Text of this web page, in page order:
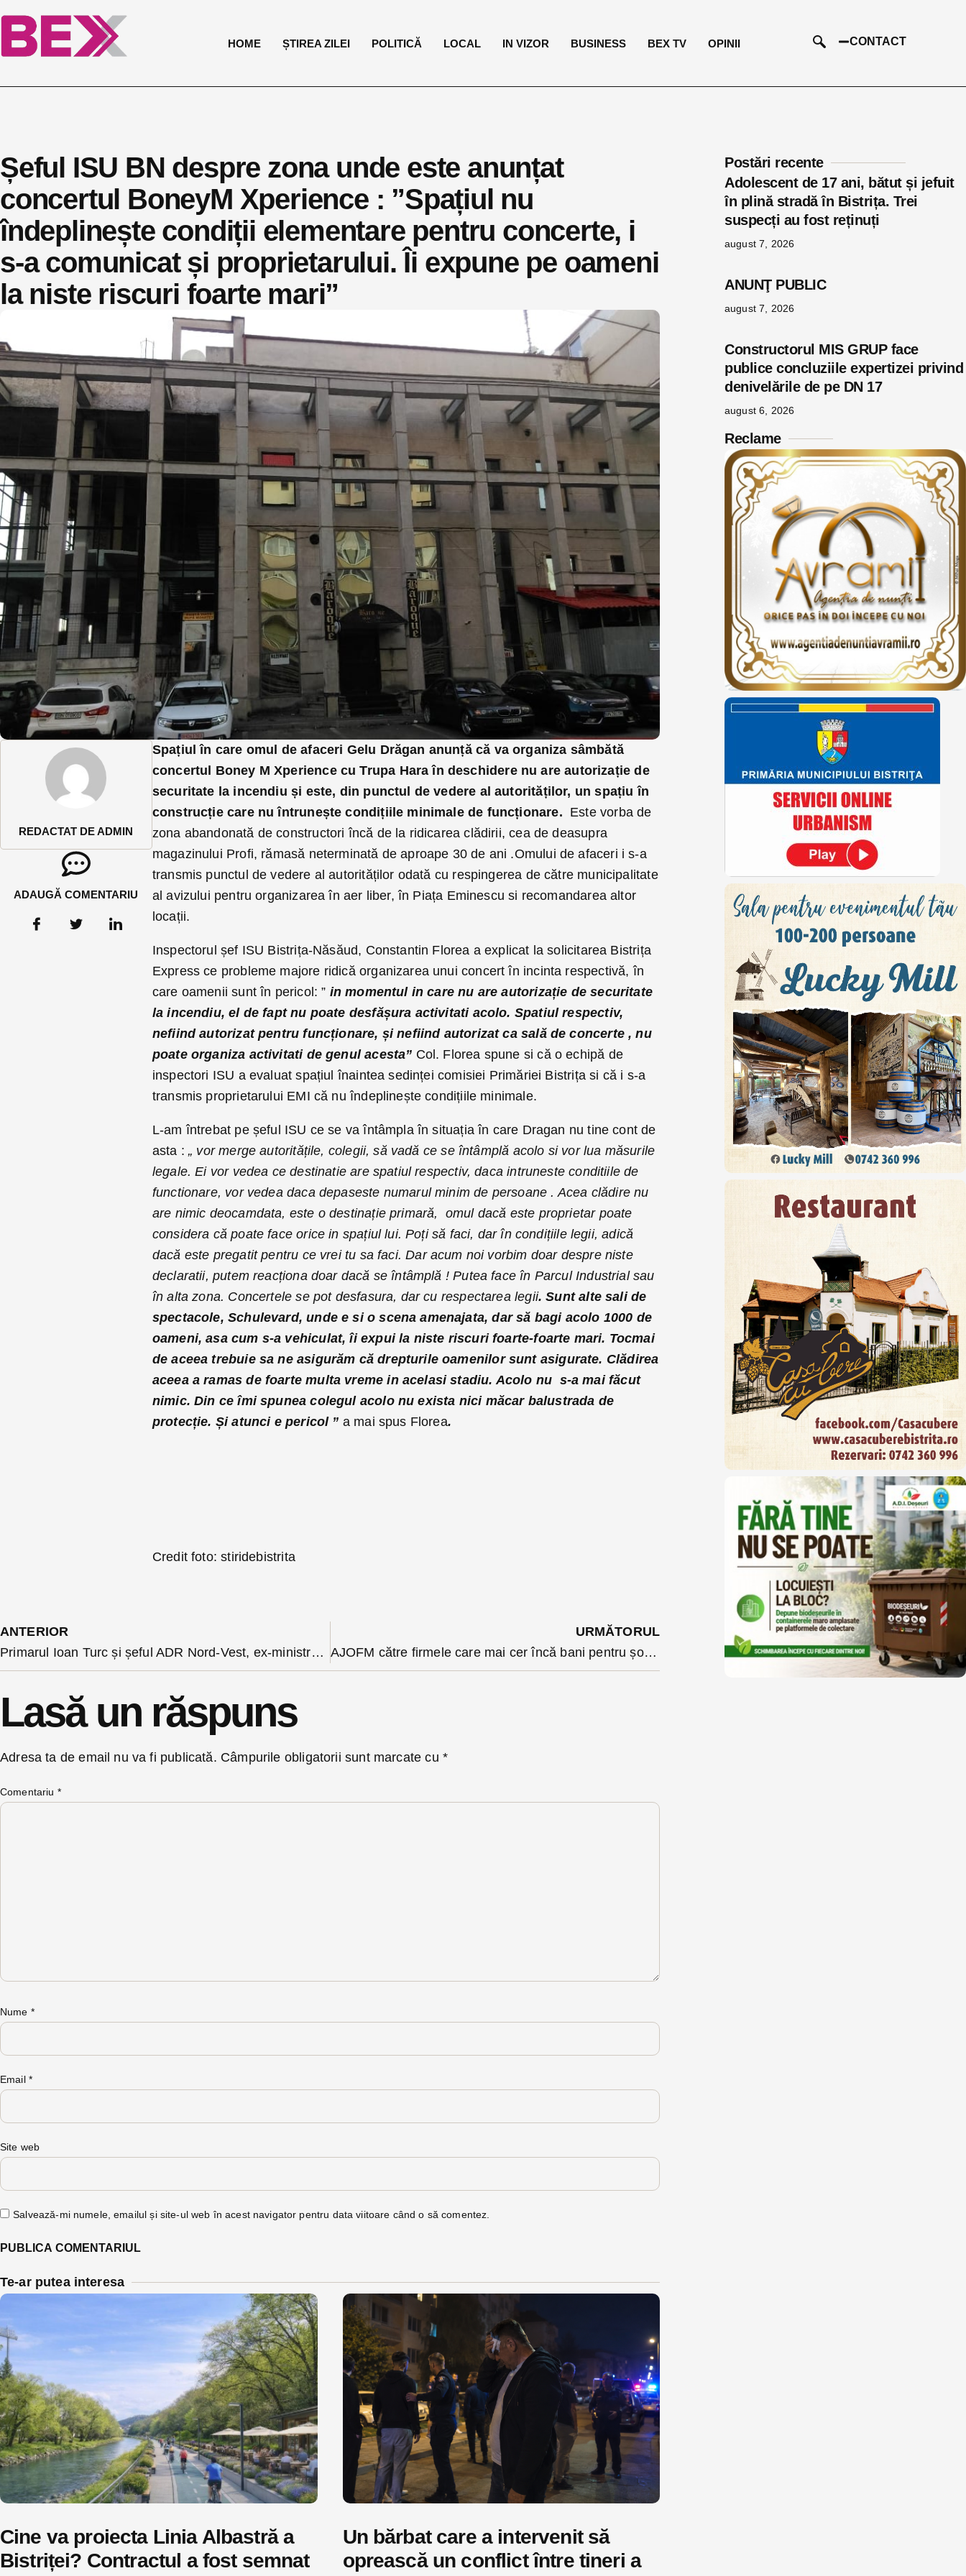
HOME ȘTIREA ZILEI POLITICĂ LOCAL IN VIZOR BUSINESS BEX TV OPINII CONTACT
Șeful ISU BN despre zona unde este anunțat
concertul BoneyM Xperience : ”Spațiul nu
îndeplinește condiții elementare pentru concerte, i
s-a comunicat și proprietarului. Îi expune pe oameni
la niste riscuri foarte mari”
REDACTAT DE ADMIN
ADAUGĂ COMENTARIU
Spațiul în care omul de afaceri Gelu Drăgan anunță că va organiza sâmbătă
concertul Boney M Xperience cu Trupa Hara în deschidere nu are autorizație de
securitate la incendiu și este, din punctul de vedere al autorităților, un spațiu în
construcție care nu întrunește condițiile minimale de funcționare. Este vorba de
zona abandonată de constructori încă de la ridicarea clădirii, cea de deasupra
magazinului Profi, rămasă neterminată de aproape 30 de ani .Omului de afaceri i s-a
transmis punctul de vedere al autorităților odată cu respingerea de către municipalitate
al avizului pentru organizarea în aer liber, în Piața Eminescu si recomandarea altor
locații.
Inspectorul șef ISU Bistrița-Năsăud, Constantin Florea a explicat la solicitarea Bistrița
Express ce probleme majore ridică organizarea unui concert în incinta respectivă, în
care oamenii sunt în pericol: ” in momentul in care nu are autorizație de securitate
la incendiu, el de fapt nu poate desfășura activitati acolo. Spatiul respectiv,
nefiind autorizat pentru funcționare, și nefiind autorizat ca sală de concerte , nu
poate organiza activitati de genul acesta” Col. Florea spune si că o echipă de
inspectori ISU a evaluat spațiul înaintea sedinței comisiei Primăriei Bistrița si că i s-a
transmis proprietarului EMI că nu îndeplinește condițiile minimale.
L-am întrebat pe șeful ISU ce se va întâmpla în situația în care Dragan nu tine cont de
asta : „ vor merge autoritățile, colegii, să vadă ce se întâmplă acolo si vor lua măsurile
legale. Ei vor vedea ce destinatie are spatiul respectiv, daca intruneste conditiile de
functionare, vor vedea daca depaseste numarul minim de persoane . Acea clădire nu
are nimic deocamdata, este o destinație primară, omul dacă este proprietar poate
considera că poate face orice in spațiul lui. Poți să faci, dar în condițiile legii, adică
dacă este pregatit pentru ce vrei tu sa faci. Dar acum noi vorbim doar despre niste
declaratii, putem reacționa doar dacă se întâmplă ! Putea face în Parcul Industrial sau
în alta zona. Concertele se pot desfasura, dar cu respectarea legii. Sunt alte sali de
spectacole, Schulevard, unde e si o scena amenajata, dar să bagi acolo 1000 de
oameni, asa cum s-a vehiculat, îi expui la niste riscuri foarte-foarte mari. Tocmai
de aceea trebuie sa ne asigurăm că drepturile oamenilor sunt asigurate. Clădirea
aceea a ramas de foarte multa vreme in acelasi stadiu. Acolo nu s-a mai făcut
nimic. Din ce îmi spunea colegul acolo nu exista nici măcar balustrada de
protecție. Și atunci e pericol ” a mai spus Florea.
Credit foto: stiridebistrita
ANTERIOR
Primarul Ioan Turc și șeful ADR Nord-Vest, ex-ministrul Boloș – tur de probă cu autobuzul electric aflat în teste
URMĂTORUL
AJOFM către firmele care mai cer încă bani pentru șomaj tehnic: măsura nu mai e în vigoare din 30 iunie 2021. Zeci de firme din județ fac încă solicitari
Lasă un răspuns
Adresa ta de email nu va fi publicată. Câmpurile obligatorii sunt marcate cu *
Comentariu *
Nume *
Email *
Site web
Salvează-mi numele, emailul și site-ul web în acest navigator pentru data viitoare când o să comentez.
Te-ar putea interesa
Cine va proiecta Linia Albastră a
Bistriței? Contractul a fost semnat
Un bărbat care a intervenit să
oprească un conflict între tineri a
Postări recente
Adolescent de 17 ani, bătut și jefuit
în plină stradă în Bistrița. Trei
suspecți au fost reținuți
august 7, 2026
ANUNŢ PUBLIC
august 7, 2026
Constructorul MIS GRUP face
publice concluziile expertizei privind
denivelările de pe DN 17
august 6, 2026
Reclame